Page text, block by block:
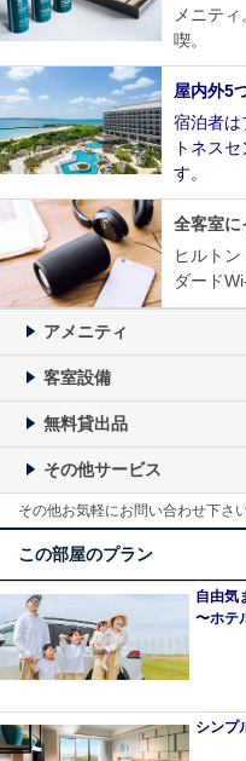
メニテ
喫。
屋内外5
宿泊者は
トネス
す。
全客室に
ヒルト
ダード
アメニティ
客室設備
無料貸出品
その他サービス
その他お気軽にお問い合わせ下さ
この部屋のプラン
自由気
〜ホテ
シンプ